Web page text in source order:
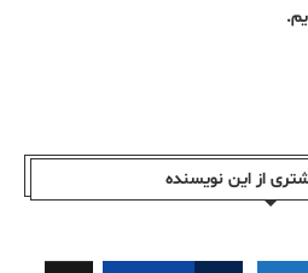
از این نویسندە